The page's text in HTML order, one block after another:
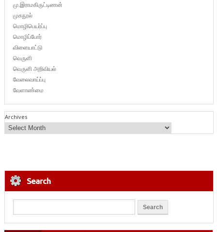
மு.இராமகிருட்டிணன்
முகநூல்
மொழிபெயர்ப்பு
மொழிப்போர்
விளையாட்டு
வெருளி
வெருளி அறிவியல்
வேலைவாய்ப்பு
வேளாண்மை
Archives
Search